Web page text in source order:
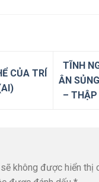
CỦA TRÍ
TĨNH
ÂN
– THẬP
không được hiển thị